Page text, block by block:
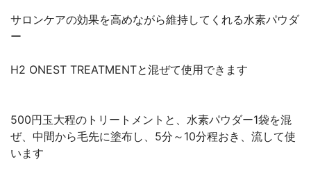
サロンケアの効果を高めながら維持してくれる水素パウダ
ー
H2 ONEST TREATMENTと混ぜて使用できます
500円玉大程のトリートメントと、水素パウダー1袋を混
ぜ、中間から毛先に塗布し、5分～10分程おき、流して使
います